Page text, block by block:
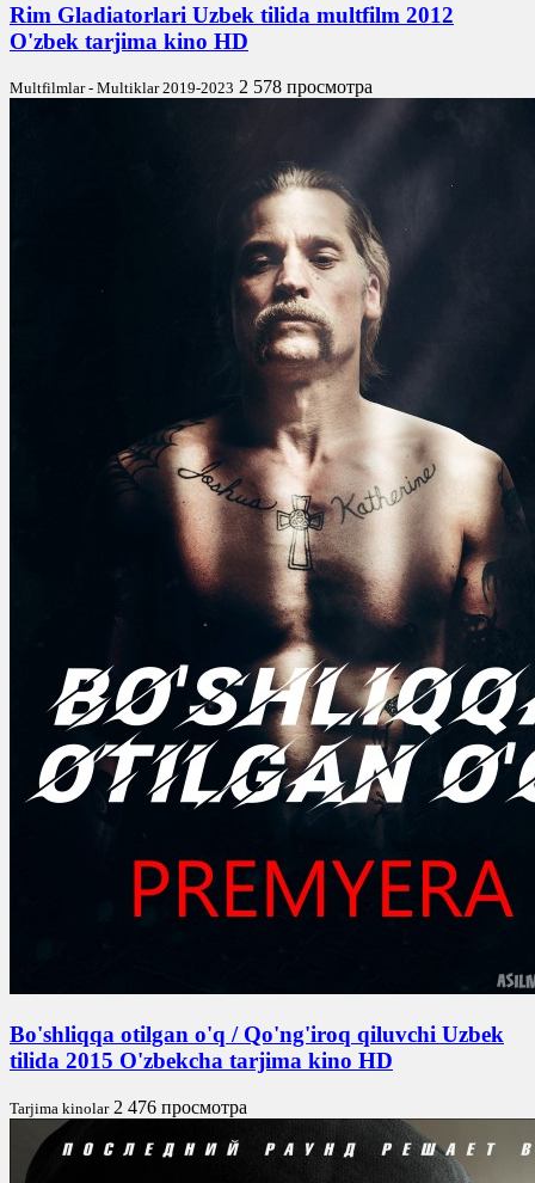
Rim Gladiatorlari Uzbek tilida multfilm 2012
O'zbek tarjima kino HD
Multfilmlar - Multiklar 2019-2023 2 578 просмотра
Bo'shliqqa otilgan o'q / Qo'ng'iroq qiluvchi Uzbek
tilida 2015 O'zbekcha tarjima kino HD
Tarjima kinolar 2 476 просмотра